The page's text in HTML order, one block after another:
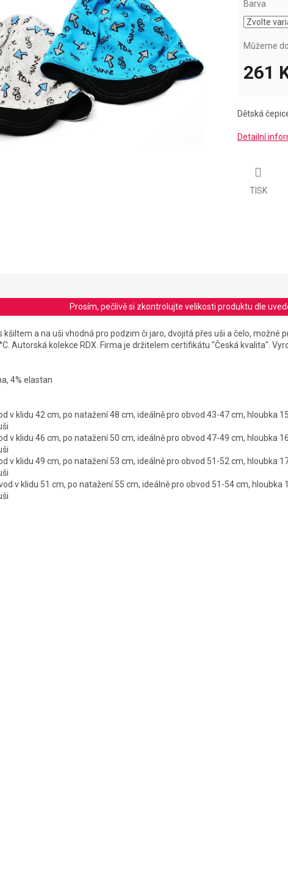
Barva
Můžeme
261
Dětská
Detailní
TISK
Prosím, pečlivě si zkontrolujte velikosti produktu dle
kšiltem a na uši vhodná pro podzim či jaro, dvojitá přes uši a čelo, možné
Autorská kolekce RDX. Firma je držitelem certifikátu "Česká kvalita".
4% elastan
v klidu 42 cm, po natažení 48 cm, ideálně pro obvod 43-47 cm, hloubka
v klidu 46 cm, po natažení 50 cm, ideálně pro obvod 47-49 cm, hloubka
v klidu 49 cm, po natažení 53 cm, ideálně pro obvod 51-52 cm, hloubka
v klidu 51 cm, po natažení 55 cm, ideálně pro obvod 51-54 cm, hloubka